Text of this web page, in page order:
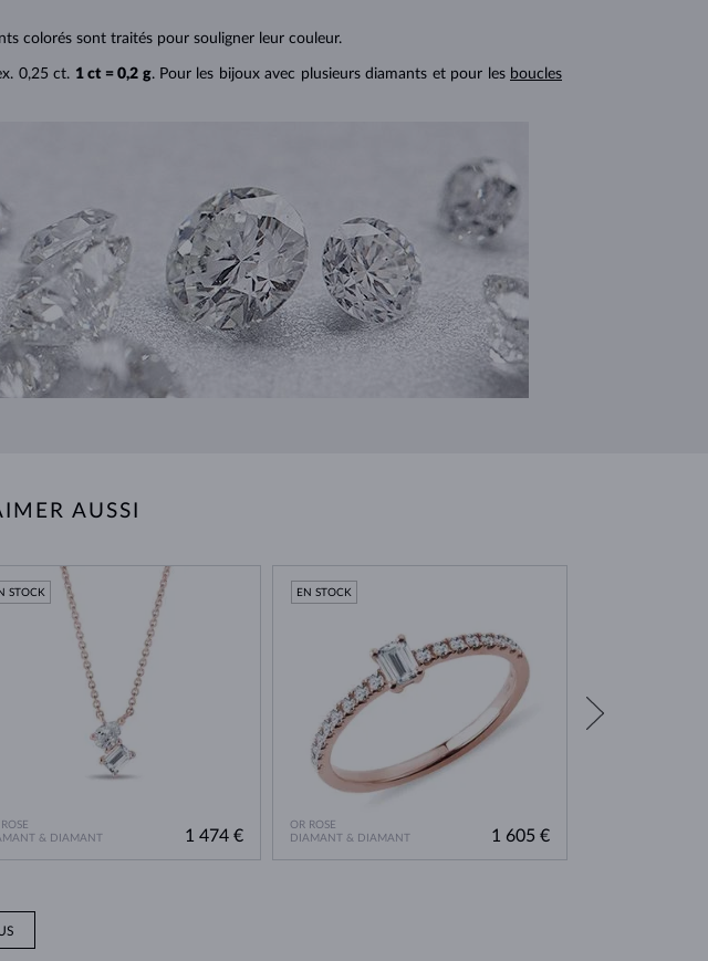
colorés sont traités pour souligner leur couleur.
0,25 ct. 1 ct = 0,2 g. Pour les bijoux avec plusieurs diamants et pour les boucles
AUSSI
& DIAMANT
STOCK
1 474 €
OR ROSE
DIAMANT & DIAMANT
EN STOCK
1 605 €